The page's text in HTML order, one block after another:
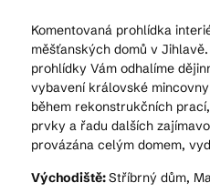
Komentovaná prohlídka
měšťanských domů v
prohlídky Vám odhalíme
vybavení královské
během rekonstrukčních
prvky a řadu dalších
provázána celým domem,
Východiště:Stříbrný dům,